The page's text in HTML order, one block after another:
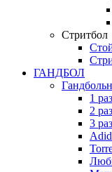
Стритбол
ГАНДБОЛ
1
2
3